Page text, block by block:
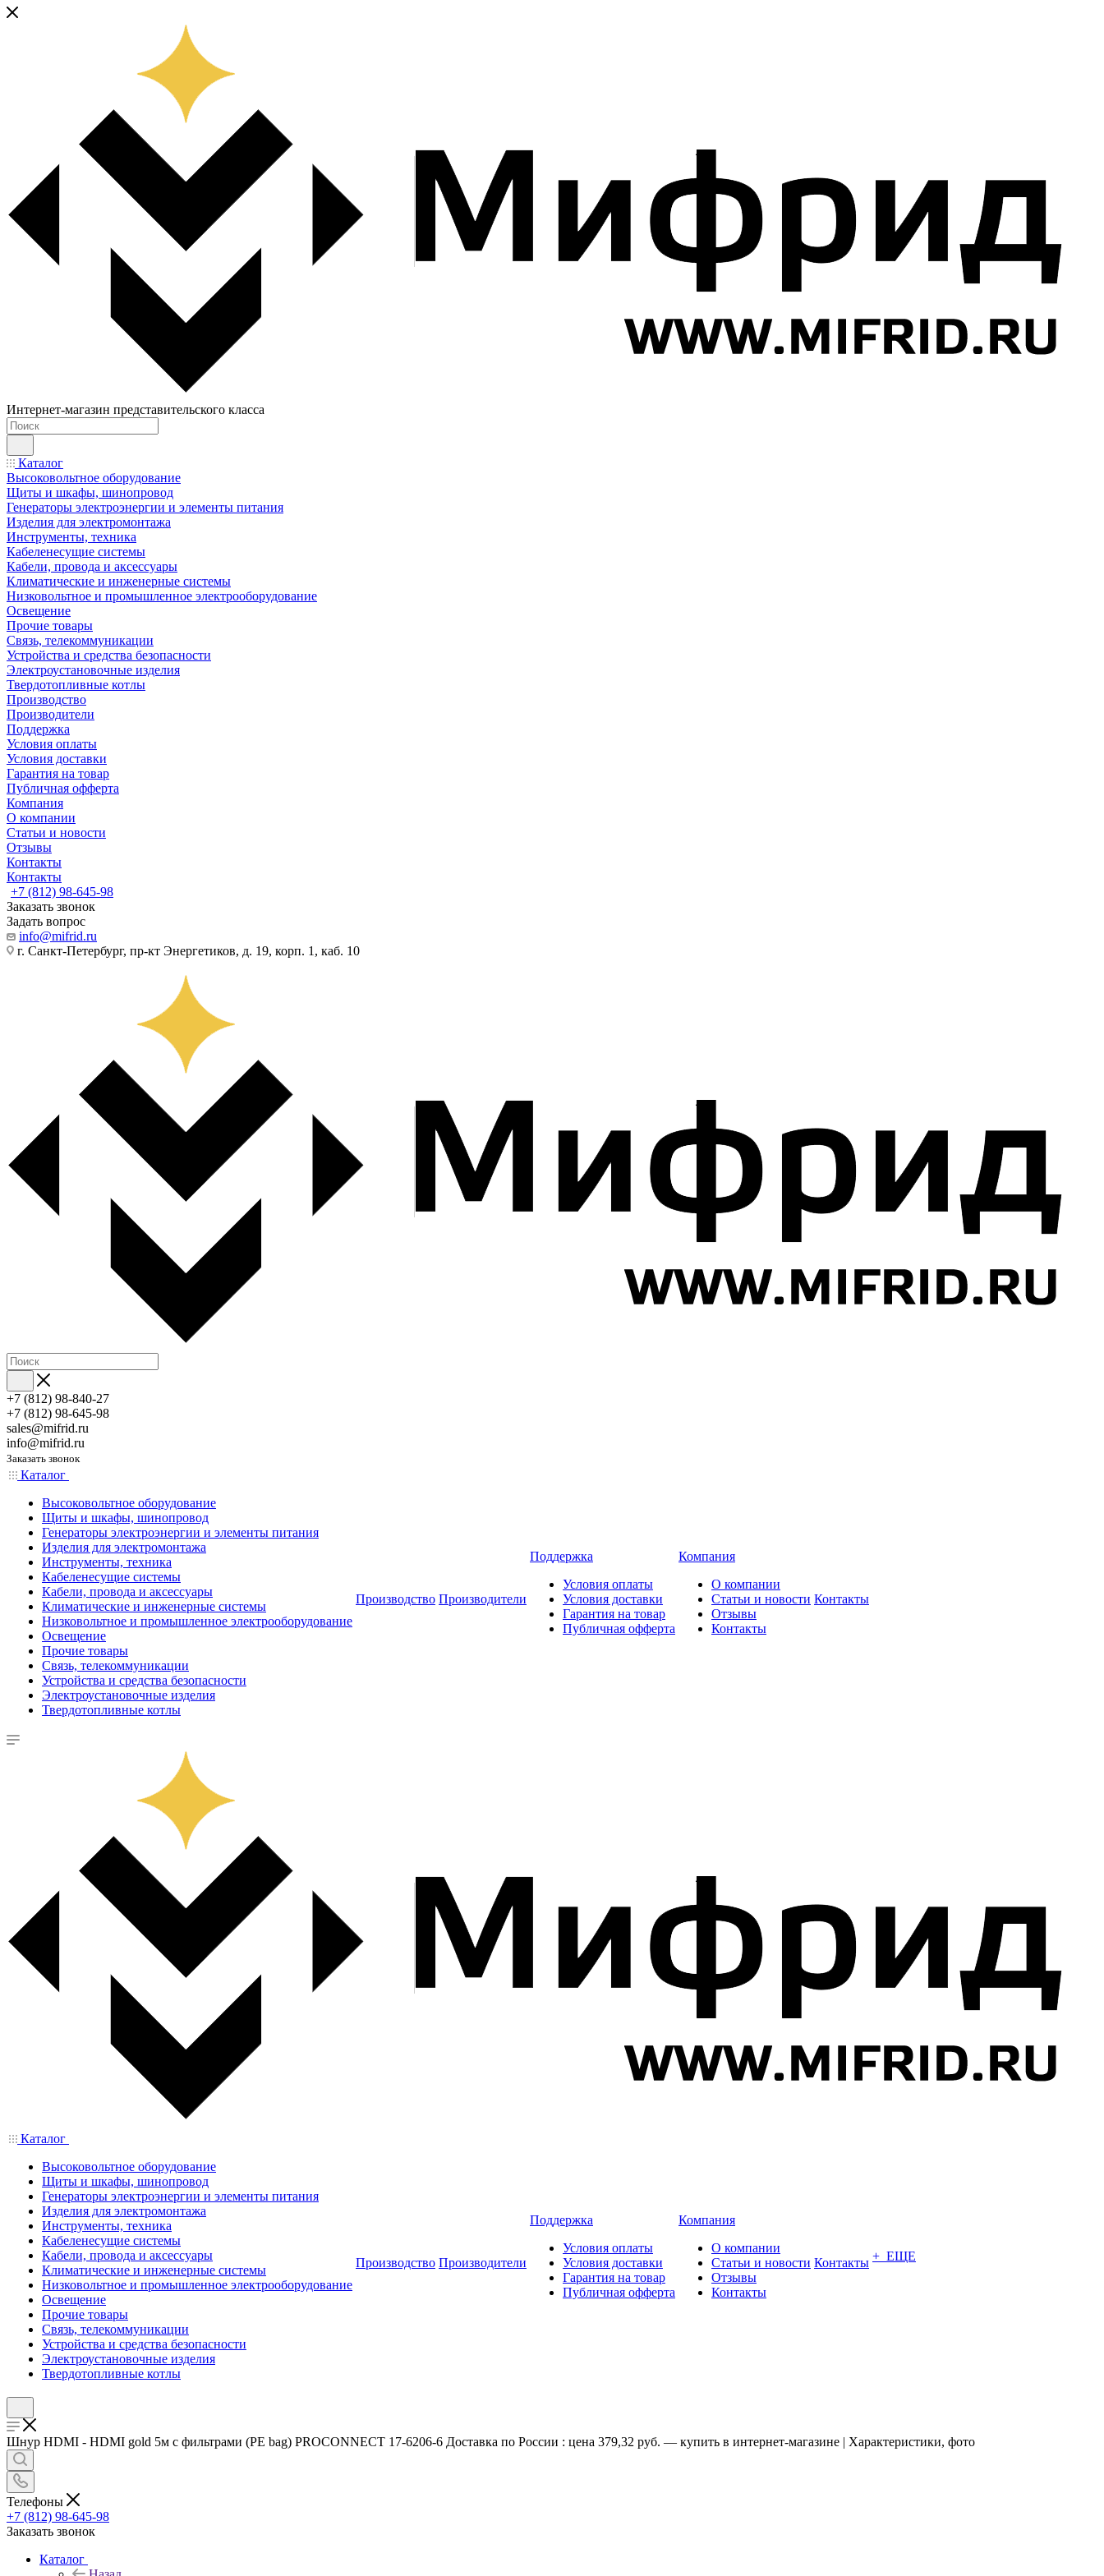
Интернет-магазин представительского класса
Каталог
Высоковольтное оборудование
Щиты и шкафы, шинопровод
Генераторы электроэнергии и элементы питания
Изделия для электромонтажа
Инструменты, техника
Кабеленесущие системы
Кабели, провода и аксессуары
Климатические и инженерные системы
Низковольтное и промышленное электрооборудование
Освещение
Прочие товары
Связь, телекоммуникации
Устройства и средства безопасности
Электроустановочные изделия
Твердотопливные котлы
Производство
Производители
Поддержка
Условия оплаты
Условия доставки
Гарантия на товар
Публичная офферта
Компания
О компании
Статьи и новости
Отзывы
Контакты
Контакты
+7 (812) 98-645-98
Заказать звонок
Задать вопрос
info@mifrid.ru
г. Санкт-Петербург, пр-кт Энергетиков, д. 19, корп. 1, каб. 10
+7 (812) 98-840-27
+7 (812) 98-645-98
sales@mifrid.ru
info@mifrid.ru
Заказать звонок
Каталог
Высоковольтное оборудование
Щиты и шкафы, шинопровод
Генераторы электроэнергии и элементы питания
Изделия для электромонтажа
Инструменты, техника
Кабеленесущие системы
Кабели, провода и аксессуары
Климатические и инженерные системы
Низковольтное и промышленное электрооборудование
Освещение
Прочие товары
Связь, телекоммуникации
Устройства и средства безопасности
Электроустановочные изделия
Твердотопливные котлы
Производство Производители
Поддержка
Условия оплаты
Условия доставки
Гарантия на товар
Публичная офферта
Компания
О компании
Статьи и новости
Отзывы
Контакты
Контакты
Каталог
Высоковольтное оборудование
Щиты и шкафы, шинопровод
Генераторы электроэнергии и элементы питания
Изделия для электромонтажа
Инструменты, техника
Кабеленесущие системы
Кабели, провода и аксессуары
Климатические и инженерные системы
Низковольтное и промышленное электрооборудование
Освещение
Прочие товары
Связь, телекоммуникации
Устройства и средства безопасности
Электроустановочные изделия
Твердотопливные котлы
Производство Производители
Поддержка
Условия оплаты
Условия доставки
Гарантия на товар
Публичная офферта
Компания
О компании
Статьи и новости
Отзывы
Контакты
Контакты + ЕЩЕ
Шнур HDMI - HDMI gold 5м с фильтрами (PE bag) PROCONNECT 17-6206-6 Доставка по России : цена 379,32 руб. — купить в интернет-магазине | Характеристики, фото
Телефоны
+7 (812) 98-645-98
Заказать звонок
Каталог